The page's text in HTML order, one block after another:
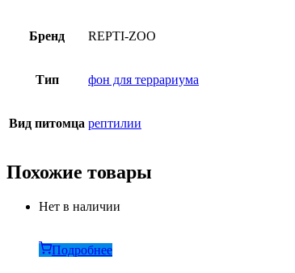
Бренд REPTI-ZOO
Тип фон для террариума
Вид питомца рептилии
Похожие товары
Нет в наличии
Подробнее